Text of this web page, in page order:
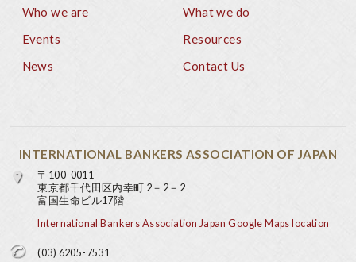
Who we are
What we do
Events
Resources
News
Contact Us
INTERNATIONAL BANKERS ASSOCIATION OF JAPAN
〒100-0011
東京都千代田区内幸町 2－2－2
富国生命ビル17階
International Bankers Association Japan Google Maps location
(03) 6205-7531